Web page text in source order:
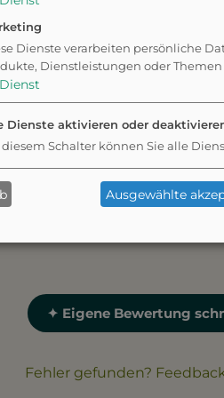
angelegt und bietet
und Spielen.
✦ Eigene Bewertung
Fehler gefunden?
Dienste verarbeiten persönliche
Dienstleistungen oder
Dienst
Dienste aktivieren oder
diesem Schalter können Sie alle
Ausgewählte